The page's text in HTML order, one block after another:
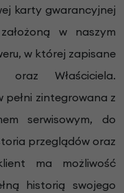
karty gwarancyjnej
w naszym
w której zapisane
Właściciela.
pełni zintegrowana z
serwisowym, do
przeglądów oraz
ma możliwość
historią swojego